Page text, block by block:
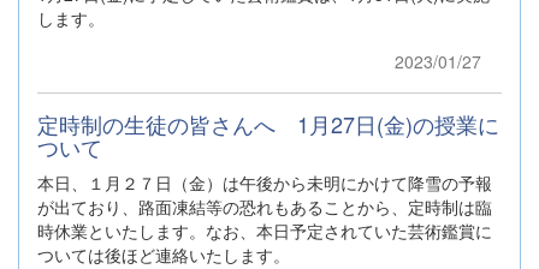
します。
2023/01/27
定時制の生徒の皆さんへ 1月27日(金)の授業に
ついて
本日、１月２７日（金）は午後から未明にかけて降雪の予報
が出ており、路面凍結等の恐れもあることから、定時制は臨
時休業といたします。なお、本日予定されていた芸術鑑賞に
ついては後ほど連絡いたします。